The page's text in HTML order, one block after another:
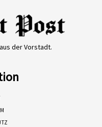
der Vorstadt.